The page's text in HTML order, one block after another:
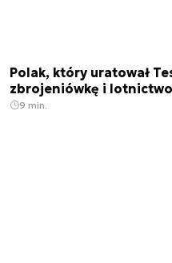
Polak, który uratował
zbrojeniówkę i lotnictwo
9 min.